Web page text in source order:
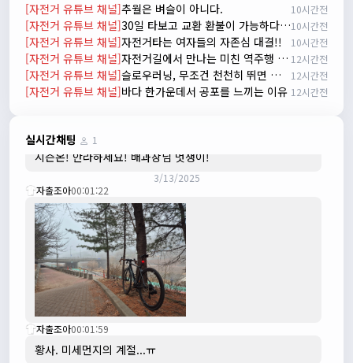
[자전거 유튜브 채널]추월은 벼슬이 아니다. 10시간전
[자전거 유튜브 채널] 30일 타보고 교환 환불이 가능하다는데 정말일까? 피렐리 30일 만족 보장 프로모션 안내10시간전
[자전거 유튜브 채널]자전거타는 여자들의 자존심 대결!! 10시간전
[자전거 유튜브 채널] 자전거길에서 만나는 미친 역주행 블랙박스 특집 12시간전
[자전거 유튜브 채널] 슬로우러닝, 무조건 천천히 뛰면 될까? 내 몸에 맞는 정확한 페이스를 찾았습니다 12시간전
[자전거 유튜브 채널]바다 한가운데서 공포를 느끼는 이유 12시간전
실시간채팅 1
2/22/2025
자출조아18:44:23
넵!! 잔차나라도 시즌온과 함께 바쁜 하루하루 보내세요~~
3/1/2025
자출조아08:54:33
수도권은 3.1절 연휴 비소식...ㅠ ㅠ
JIWOON23:26:13
시즌온! 안라하세요! 배과장님 멋쟁이!
3/13/2025
자출조아00:01:22
자출조아00:01:59
황사. 미세먼지의 계절...ㅠ